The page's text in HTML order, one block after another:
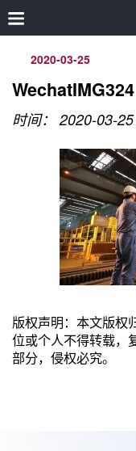
2020-03-25
WechatIMG324
时间： 2020-03-25
版权声明：本文版权
位或个人不得转载，
部分，侵权必究。